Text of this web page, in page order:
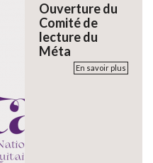
Ouverture du
Comité de
lecture du
Méta
En savoir plus